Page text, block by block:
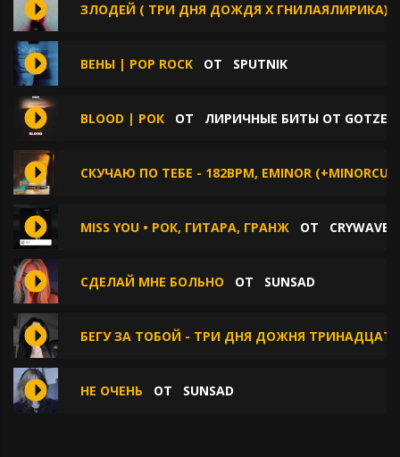
ЗЛОДЕЙ ( ТРИ ДНЯ ДОЖДЯ Х ГНИЛАЯЛИРИКА)
ВЕНЫ | POP ROCK ОТ SPUTNIK
BLOOD | РОК ОТ ЛИРИЧНЫЕ БИТЫ ОТ GOTZE
СКУЧАЮ ПО ТЕБЕ - 182BPM, EMINOR
MISS YOU • РОК, ГИТАРА, ГРАНЖ ОТ CRYWAVE.
СДЕЛАЙ МНЕ БОЛЬНО ОТ SUNSAD
БЕГУ ЗА ТОБОЙ - ТРИ ДНЯ ДОЖНЯ
НЕ ОЧЕНЬ ОТ SUNSAD